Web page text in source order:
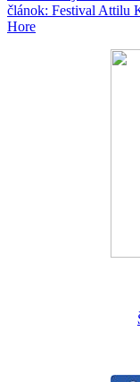
článok: Festival Attilu
Hore